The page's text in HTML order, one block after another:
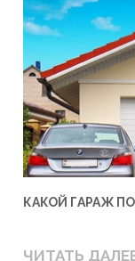
КАКОЙ ГАРАЖ
ЧИТАТЬ